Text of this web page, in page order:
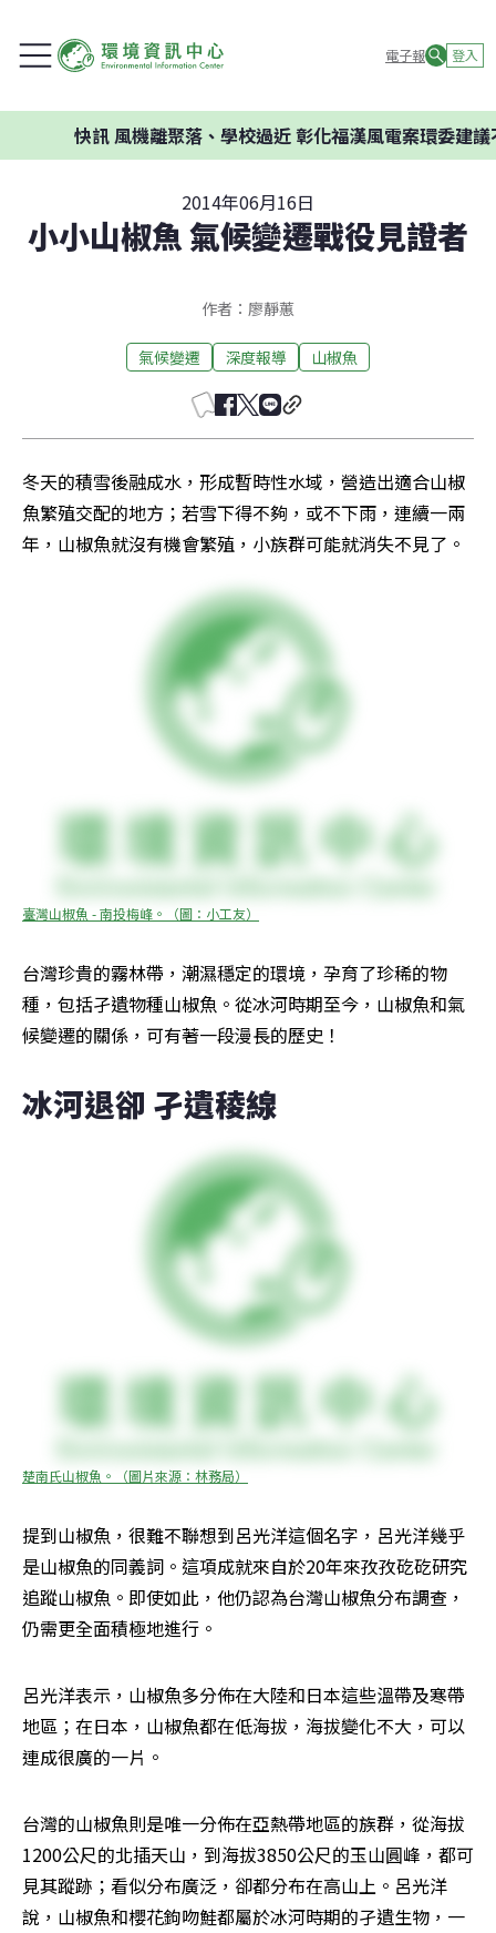
電子報 登入
風機離聚落、學校過近 彰化福漢風電案環委建議不應
2014年06月16日
小小山椒魚 氣候變遷戰役見證者
作者：廖靜蕙
氣候變遷 深度報導 山椒魚
冬天的積雪後融成水，形成暫時性水域，營造出適合山椒
魚繁殖交配的地方；若雪下得不夠，或不下雨，連續一兩
年，山椒魚就沒有機會繁殖，小族群可能就消失不見了。
臺灣山椒魚 - 南投梅峰。（圖：小工友）
台灣珍貴的霧林帶，潮濕穩定的環境，孕育了珍稀的物
種，包括孑遺物種山椒魚。從冰河時期至今，山椒魚和氣
候變遷的關係，可有著一段漫長的歷史！
冰河退卻 孑遺稜線
楚南氏山椒魚。（圖片來源：林務局）
提到山椒魚，很難不聯想到呂光洋這個名字，呂光洋幾乎
是山椒魚的同義詞。這項成就來自於20年來孜孜矻矻研究
追蹤山椒魚。即使如此，他仍認為台灣山椒魚分布調查，
仍需更全面積極地進行。
呂光洋表示，山椒魚多分佈在大陸和日本這些溫帶及寒帶
地區；在日本，山椒魚都在低海拔，海拔變化不大，可以
連成很廣的一片。
台灣的山椒魚則是唯一分佈在亞熱帶地區的族群，從海拔
1200公尺的北插天山，到海拔3850公尺的玉山圓峰，都可
見其蹤跡；看似分布廣泛，卻都分布在高山上。呂光洋
說，山椒魚和櫻花鉤吻鮭都屬於冰河時期的孑遺生物，一